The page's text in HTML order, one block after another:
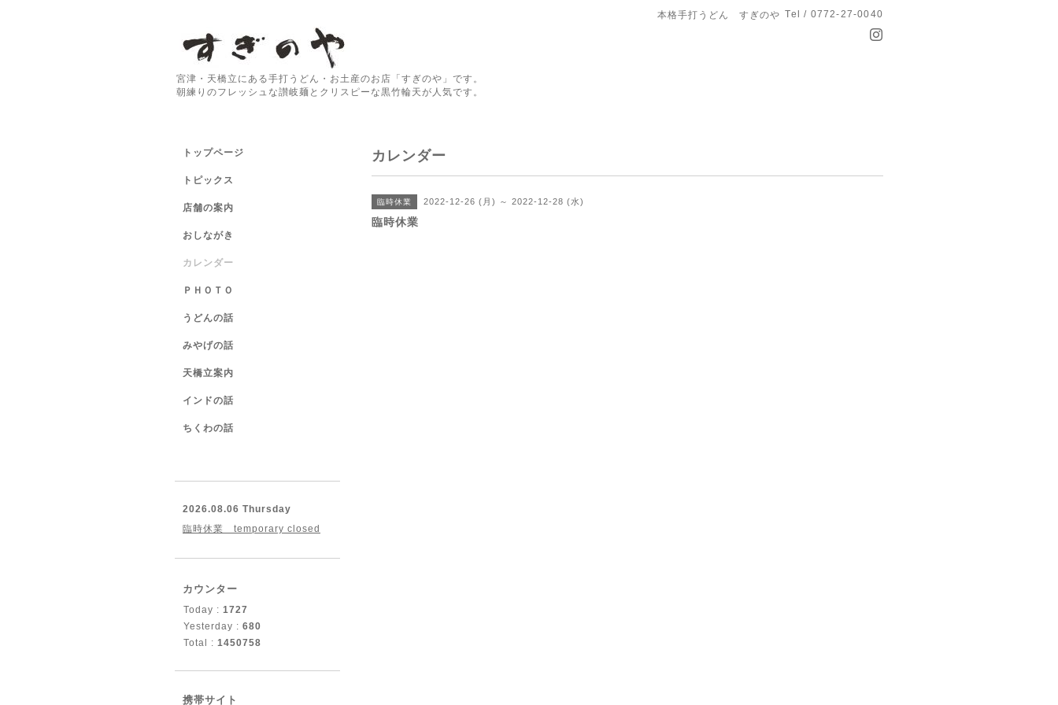
本格手打うどん すぎのや Tel / 0772-27-0040
宮津・天橋立にある手打うどん・お土産のお店「すぎのや」です。
朝練りのフレッシュな讃岐麺とクリスピーな黒竹輪天が人気です。
カレンダー
臨時休業 2022-12-26 (月) ～ 2022-12-28 (水)
臨時休業
トップページ
トピックス
店舗の案内
おしながき
カレンダー
ＰＨＯＴＯ
うどんの話
みやげの話
天橋立案内
インドの話
ちくわの話
2026.08.06 Thursday
臨時休業 temporary closed
カウンター
Today : 1727
Yesterday : 680
Total : 1450758
携帯サイト